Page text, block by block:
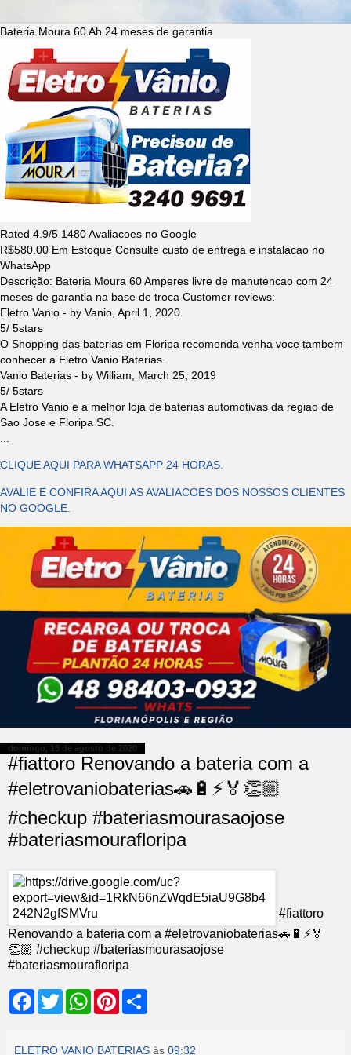
Bateria Moura 60 Ah 24 meses de garantia
Rated 4.9/5 1480Avaliacoes no Google
R$580.00 Em Estoque Consulte custo de entrega e instalacao no
WhatsApp
Descrição: Bateria Moura 60 Amperes livre de manutencao com 24
meses de garantia na base de troca Customer reviews:
Eletro Vanio - by Vanio April 1, 2020
5/ 5stars
O Shopping das baterias em Floripa recomenda venha voce tambem
conhecer a Eletro Vanio Baterias.
Vanio Baterias - by William
March 25, 2019
5/ 5stars
A Eletro Vanio e a melhor loja de baterias automotivas da regiao de
Sao Jose e Floripa SC.
CLIQUE AQUI PARA WHATSAPP 24 HORAS.
AVALIE E CONFIRA AQUI AS AVALIACOES DOS NOSSOS CLIENTES
NO GOOGLE.
domingo, 16 de agosto de 2020
#fiattoro Renovando a bateria com a
#eletrovaniobaterias🚗🔋⚡️🏅👏🏼
#checkup #bateriasmourasaojose
#bateriasmourafloripa
#fiattoro
Renovando a bateria com a #eletrovaniobaterias🚗🔋⚡️🏅
👏🏼 #checkup #bateriasmourasaojose
#bateriasmourafloripa
F
b
T
w
t
W
s
P
e
e
ELETRO VANIO BATERIAS às 09:32